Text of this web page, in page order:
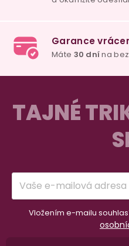
TAJNÉ
Vložením e-mailu